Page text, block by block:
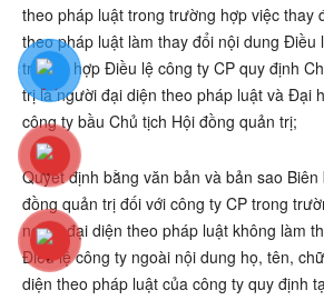
theo pháp luật trong trường hợp việc thay
theo pháp luật làm thay đổi nội dung Điều
trường hợp Điều lệ công ty CP quy định
trị là người đại diện theo pháp luật và Đại
công ty bầu Chủ tịch Hội đồng quản trị;
Quyết định bằng văn bản và bản sao
đồng quản trị đối với công ty CP trong
người đại diện theo pháp luật không làm
Điều lệ công ty ngoài nội dung họ, tên,
diện theo pháp luật của công ty quy định